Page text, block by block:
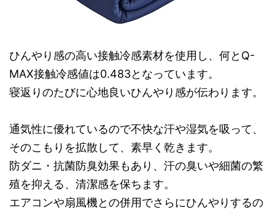
ひんやり感の高い接触冷感素材を使用し、何とQ-
MAX接触冷感値は0.483となっています。
寝返りのたびに心地良いひんやり感が伝わります。
通気性に優れているので不快な汗や湿気を吸って、
そのこもりを拡散して、素早く乾きます。
防ダニ・抗菌防臭効果もあり、汗の臭いや細菌の繁
殖を抑える、清潔感を保ちます。
エアコンや扇風機との併用でさらにひんやりするの